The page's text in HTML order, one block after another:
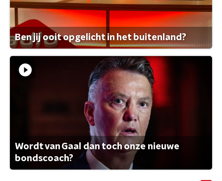
Ben jij ooit opgelicht in het buitenland?
Wordt van Gaal dan toch onze nieuwe
bondscoach?